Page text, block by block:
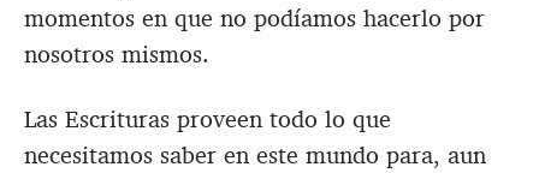
momentos en que no podíamos hacerlo por
nosotros mismos.
Las Escrituras proveen todo lo que
necesitamos saber en este mundo para, aun